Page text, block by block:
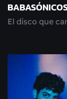
El disco que